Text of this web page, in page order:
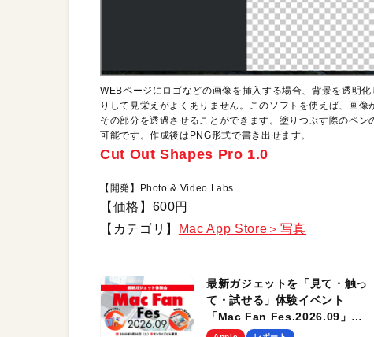
WEBページにロゴなどの画像を挿入する場合、背景を透明
りして見栄えがよくありません。このソフトを使えば、画
その部分を透過させることができます。塗りつぶす際のペ
可能です。作成後はPNG形式で書き出せます。
Cut Out Shapes Pro 1.0
【開発】Photo & Video Labs
【価格】600円
【カテゴリ】
Mac App Store＞写真
最新ガジェットを「見て・触っ
て・試せる」体験イベント
「Mac Fan Fes.2026.09」
を、9月26日（土）に開催しま